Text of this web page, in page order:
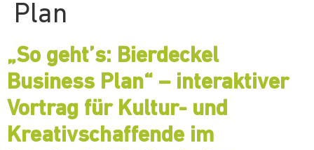
Plan
„So geht’s: Bierdeckel
Business Plan“ – interaktiver
Vortrag für Kultur- und
Kreativschaffende im